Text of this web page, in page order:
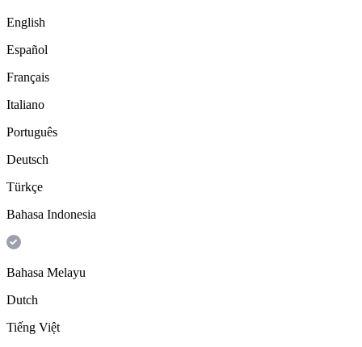
English
Español
Français
Italiano
Português
Deutsch
Türkçe
Bahasa Indonesia
Bahasa Melayu
Dutch
Tiếng Việt